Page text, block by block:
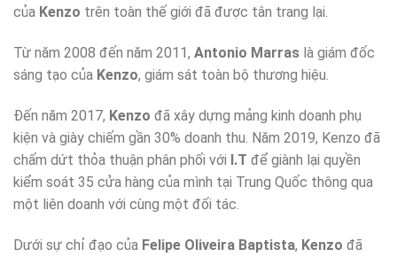
của Kenzo trên toàn thế giới đã được tân trang lại.
Từ năm 2008 đến năm 2011, Antonio Marras là giám đốc
sáng tạo của Kenzo, giám sát toàn bộ thương hiệu.
Đến năm 2017, Kenzo đã xây dựng mảng kinh doanh phụ
kiện và giày chiếm gần 30% doanh thu. Năm 2019, Kenzo đã
chấm dứt thỏa thuận phân phối với I.T để giành lại quyền
kiểm soát 35 cửa hàng của mình tại Trung Quốc thông qua
một liên doanh với cùng một đối tác.
Dưới sự chỉ đạo của Felipe Oliveira Baptista, Kenzo đã